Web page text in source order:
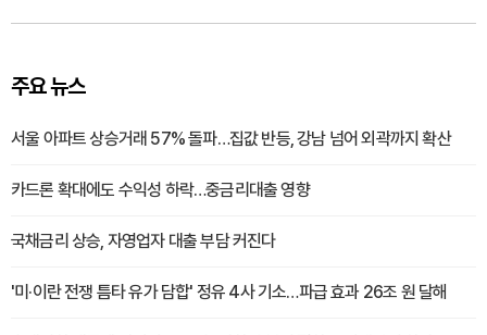
주요 뉴스
서울 아파트 상승거래 57% 돌파…집값 반등, 강남 넘어 외곽까지 확산
카드론 확대에도 수익성 하락…중금리대출 영향
국채금리 상승, 자영업자 대출 부담 커진다
'미·이란 전쟁 틈타 유가 담합' 정유 4사 기소…파급 효과 26조 원 달해